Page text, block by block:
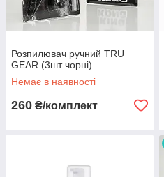
Розпилювач ручний TRU
GEAR (3шт чорні)
Немає в наявності
260 ₴/комплект